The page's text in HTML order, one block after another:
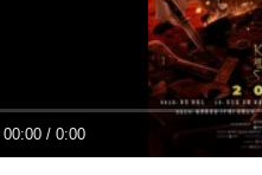
00:00 / 0:00